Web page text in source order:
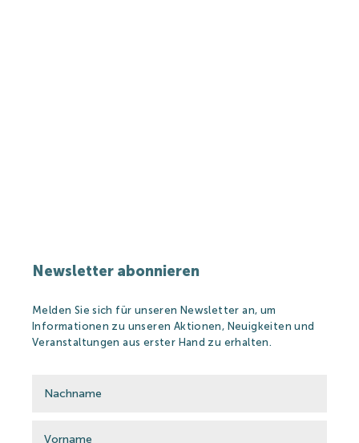
Newsletter abonnieren
Melden Sie sich für unseren Newsletter an, um
Informationen zu unseren Aktionen, Neuigkeiten und
Veranstaltungen aus erster Hand zu erhalten.